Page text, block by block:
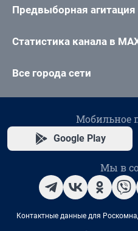
Предвыборная агитация
Статистика канала в
Все города сети
Мобильное
Google Play
Мы в
Контактные данные для